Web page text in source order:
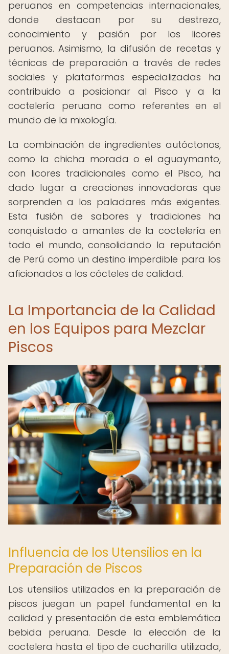
peruanos en competencias internacionales,
donde destacan por su destreza,
conocimiento y pasión por los licores
peruanos. Asimismo, la difusión de recetas y
técnicas de preparación a través de redes
sociales y plataformas especializadas ha
contribuido a posicionar al Pisco y a la
coctelería peruana como referentes en el
mundo de la mixología.
La combinación de ingredientes autóctonos,
como la chicha morada o el aguaymanto,
con licores tradicionales como el Pisco, ha
dado lugar a creaciones innovadoras que
sorprenden a los paladares más exigentes.
Esta fusión de sabores y tradiciones ha
conquistado a amantes de la coctelería en
todo el mundo, consolidando la reputación
de Perú como un destino imperdible para los
aficionados a los cócteles de calidad.
La Importancia de la Calidad
en los Equipos para Mezclar
Piscos
Influencia de los Utensilios en la
Preparación de Piscos
Los utensilios utilizados en la preparación de
piscos juegan un papel fundamental en la
calidad y presentación de esta emblemática
bebida peruana. Desde la elección de la
coctelera hasta el tipo de cucharilla utilizada,